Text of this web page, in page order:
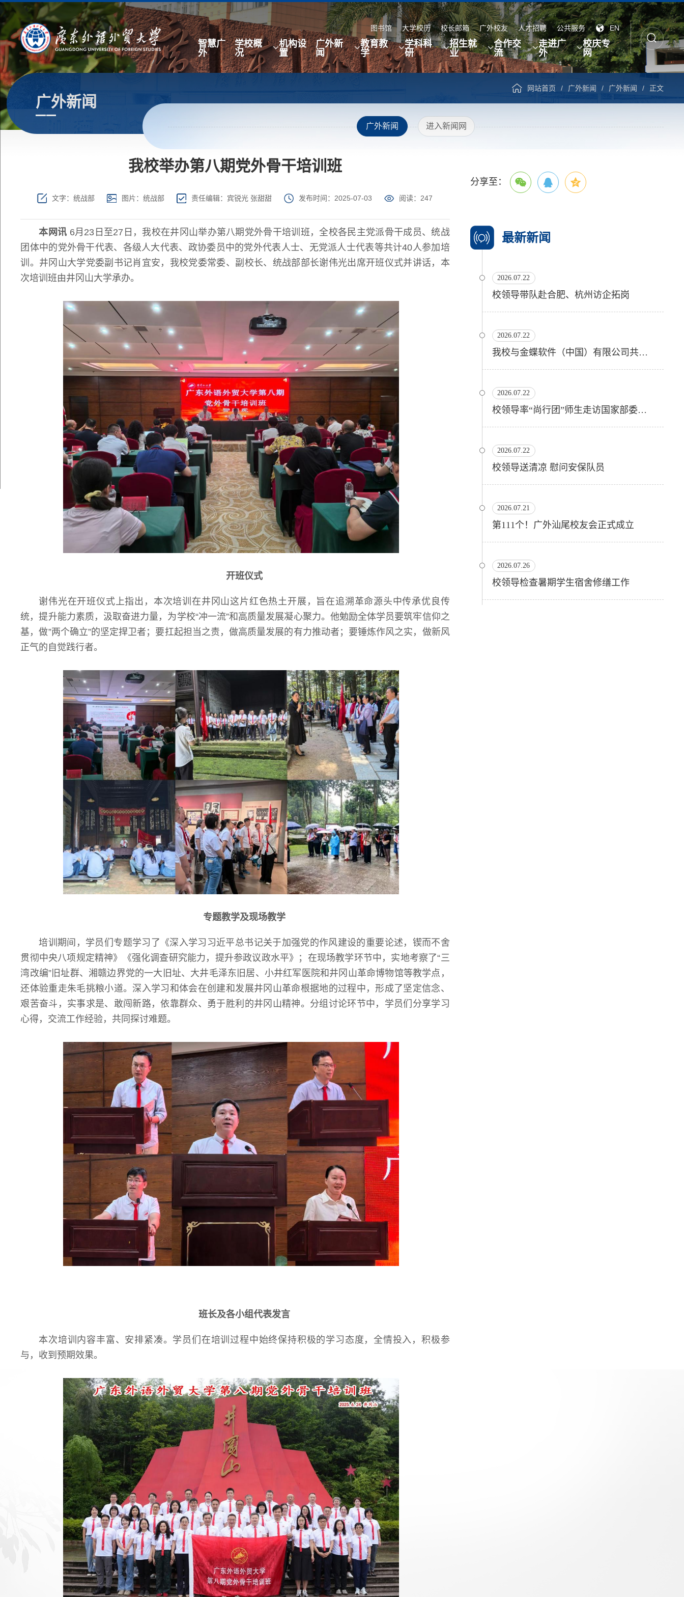
图书馆 大学校历 校长邮箱 广外校友 人才招聘 公共服务 EN
智慧广
外
学校概
况
机构设
置
广外新
闻
教育教
学
学科科
研
招生就
业
合作交
流
走进广
外
校庆专
网
广外新闻
网站首页 / 广外新闻 / 广外新闻 / 正文
广外新闻 进入新闻网
我校举办第八期党外骨干培训班
文字：统战部 图片：统战部 责任编辑：宾锐光 张甜甜 发布时间：2025-07-03 阅读：247
本网讯 6月23日至27日，我校在井冈山举办第八期党外骨干培训班，全校各民主党派骨干成员、统战
团体中的党外骨干代表、各级人大代表、政协委员中的党外代表人士、无党派人士代表等共计40人参加培
训。井冈山大学党委副书记肖宜安，我校党委常委、副校长、统战部部长谢伟光出席开班仪式并讲话，本
次培训班由井冈山大学承办。
开班仪式
谢伟光在开班仪式上指出，本次培训在井冈山这片红色热土开展，旨在追溯革命源头中传承优良传
统，提升能力素质，汲取奋进力量，为学校“冲一流”和高质量发展凝心聚力。他勉励全体学员要筑牢信仰之
基，做”两个确立”的坚定捍卫者；要扛起担当之责，做高质量发展的有力推动者；要锤炼作风之实，做新风
正气的自觉践行者。
专题教学及现场教学
培训期间，学员们专题学习了《深入学习习近平总书记关于加强党的作风建设的重要论述，锲而不舍
贯彻中央八项规定精神》《强化调查研究能力，提升参政议政水平》；在现场教学环节中，实地考察了“三
湾改编”旧址群、湘赣边界党的一大旧址、大井毛泽东旧居、小井红军医院和井冈山革命博物馆等教学点，
还体验重走朱毛挑粮小道。深入学习和体会在创建和发展井冈山革命根据地的过程中，形成了坚定信念、
艰苦奋斗，实事求是、敢闯新路，依靠群众、勇于胜利的井冈山精神。分组讨论环节中，学员们分享学习
心得，交流工作经验，共同探讨难题。
班长及各小组代表发言
本次培训内容丰富、安排紧凑。学员们在培训过程中始终保持积极的学习态度，全情投入，积极参
与，收到预期效果。
分享至：
最新新闻
2026.07.22
校领导带队赴合肥、杭州访企拓岗
2026.07.22
我校与金蝶软件（中国）有限公司共建产业学院
2026.07.22
校领导率“尚行团”师生走访国家部委和国际组织
2026.07.22
校领导送清凉 慰问安保队员
2026.07.21
第111个！广外汕尾校友会正式成立
2026.07.26
校领导检查暑期学生宿舍修缮工作